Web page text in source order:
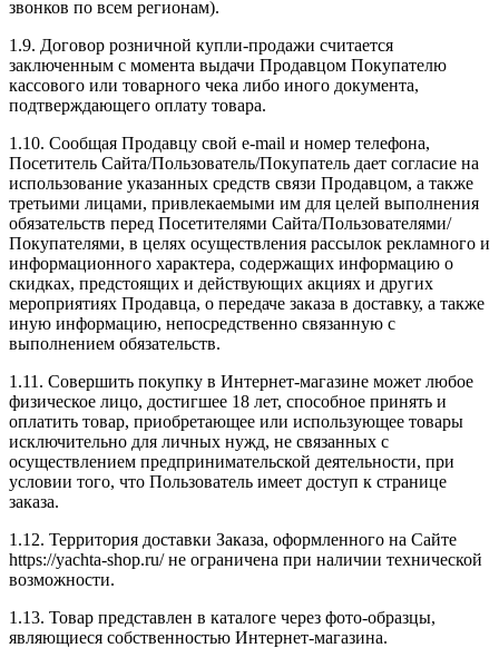
звонков по всем регионам).
1.9. Договор розничной купли-продажи считается
заключенным с момента выдачи Продавцом Покупателю
кассового или товарного чека либо иного документа,
подтверждающего оплату товара.
1.10. Сообщая Продавцу свой e-mail и номер телефона,
Посетитель Сайта/Пользователь/Покупатель дает согласие на
использование указанных средств связи Продавцом, а также
третьими лицами, привлекаемыми им для целей выполнения
обязательств перед Посетителями Сайта/Пользователями/
Покупателями, в целях осуществления рассылок рекламного и
информационного характера, содержащих информацию о
скидках, предстоящих и действующих акциях и других
мероприятиях Продавца, о передаче заказа в доставку, а также
иную информацию, непосредственно связанную с
выполнением обязательств.
1.11. Совершить покупку в Интернет-магазине может любое
физическое лицо, достигшее 18 лет, способное принять и
оплатить товар, приобретающее или использующее товары
исключительно для личных нужд, не связанных с
осуществлением предпринимательской деятельности, при
условии того, что Пользователь имеет доступ к странице
заказа.
1.12. Территория доставки Заказа, оформленного на Сайте
https://yachta-shop.ru/ не ограничена при наличии технической
возможности.
1.13. Товар представлен в каталоге через фото-образцы,
являющиеся собственностью Интернет-магазина.